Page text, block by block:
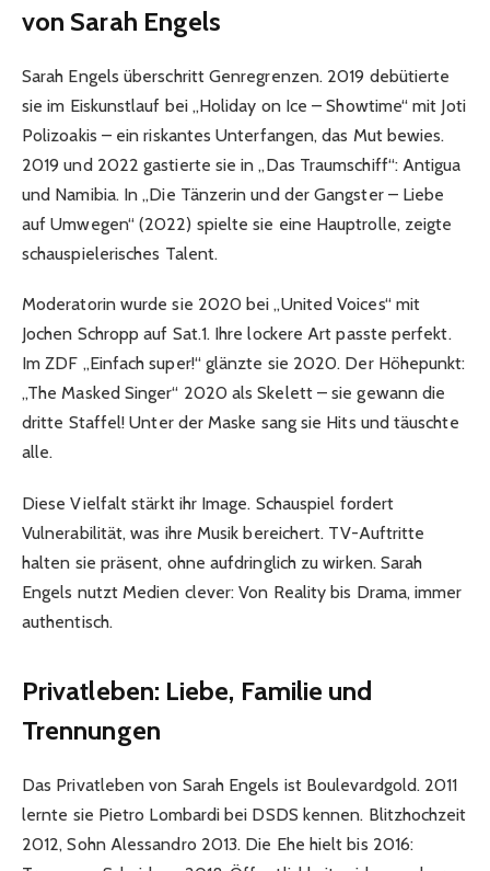
von Sarah Engels
Sarah Engels überschritt Genregrenzen. 2019 debütierte
sie im Eiskunstlauf bei „Holiday on Ice – Showtime“ mit Joti
Polizoakis – ein riskantes Unterfangen, das Mut bewies.
2019 und 2022 gastierte sie in „Das Traumschiff“: Antigua
und Namibia. In „Die Tänzerin und der Gangster – Liebe
auf Umwegen“ (2022) spielte sie eine Hauptrolle, zeigte
schauspielerisches Talent.
Moderatorin wurde sie 2020 bei „United Voices“ mit
Jochen Schropp auf Sat.1. Ihre lockere Art passte perfekt.
Im ZDF „Einfach super!“ glänzte sie 2020. Der Höhepunkt:
„The Masked Singer“ 2020 als Skelett – sie gewann die
dritte Staffel! Unter der Maske sang sie Hits und täuschte
alle.
Diese Vielfalt stärkt ihr Image. Schauspiel fordert
Vulnerabilität, was ihre Musik bereichert. TV-Auftritte
halten sie präsent, ohne aufdringlich zu wirken. Sarah
Engels nutzt Medien clever: Von Reality bis Drama, immer
authentisch.
Privatleben: Liebe, Familie und
Trennungen
Das Privatleben von Sarah Engels ist Boulevardgold. 2011
lernte sie Pietro Lombardi bei DSDS kennen. Blitzhochzeit
2012, Sohn Alessandro 2013. Die Ehe hielt bis 2016: